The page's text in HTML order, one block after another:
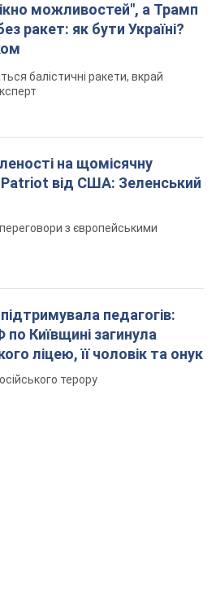
можливостей", а Трамп
ракет: як бути Україні?
балістичні ракети, вкрай
на щомісячну
від США: Зеленський
з європейськими
педагогів:
Київщині загинула
ліцею, її чоловік та онук
терору